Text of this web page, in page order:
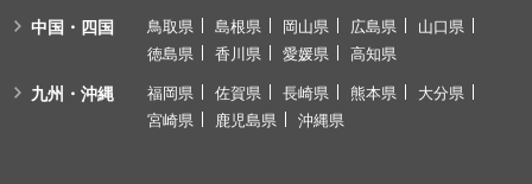
中国・四国 鳥取県 島根県 岡山県 広島県
山口県
徳島県
香川県 愛媛県 高知県
九州・沖縄 福岡県 佐賀県 長崎県 熊本県
大分県
宮崎県
鹿児島県 沖縄県